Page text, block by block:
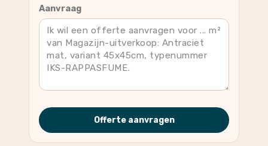
Aanvraag
Offerte aanvragen